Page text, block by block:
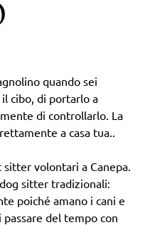
quando sei
cibo, di portarlo a
di controllarlo. La
a casa tua..
volontari a Canepa.
sitter tradizionali:
poiché amano i cani e
del tempo con